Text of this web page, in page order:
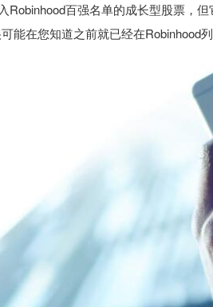
Robinhood百强名单的成长型股票，
能在您知道之前就已经在Robinhood列